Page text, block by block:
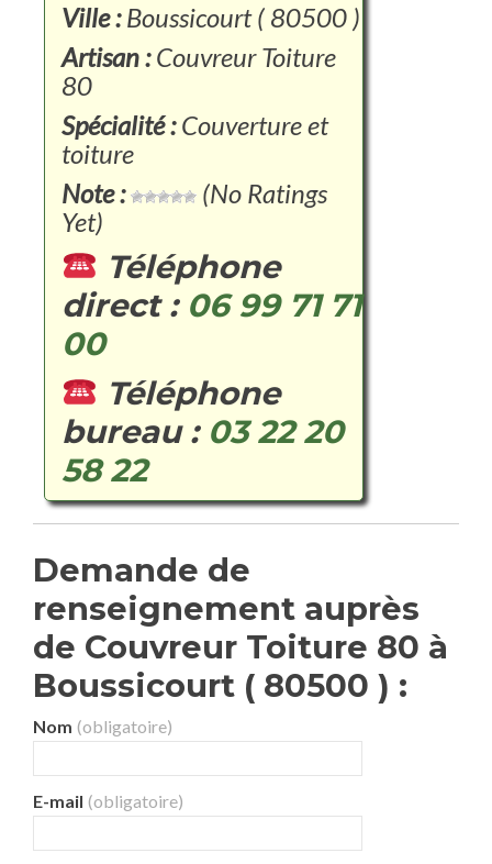
Ville :Boussicourt ( 80500 )
Artisan :Couvreur Toiture
80
Spécialité :Couverture et
toiture
Note :
(No Ratings
Yet)
Téléphone
direct : 06 99 71 71
00
Téléphone
bureau : 03 22 20
58 22
Demande de
renseignement auprès
de Couvreur Toiture 80 à
Boussicourt ( 80500 ) :
Nom (obligatoire)
E-mail (obligatoire)